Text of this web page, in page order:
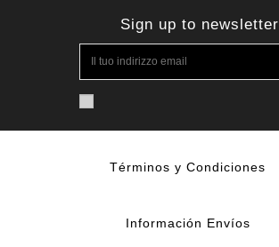
Sign up to newsletter
Términos y Condiciones
Información Envíos